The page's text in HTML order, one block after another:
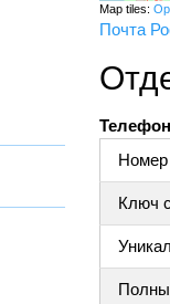
Map tiles:
Почта
Номер
Ключ